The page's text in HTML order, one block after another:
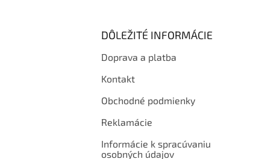
DÔLEŽITÉ INFORMÁCIE
Doprava a platba
Kontakt
Obchodné podmienky
Reklamácie
Informácie k spracúvaniu
osobných údajov